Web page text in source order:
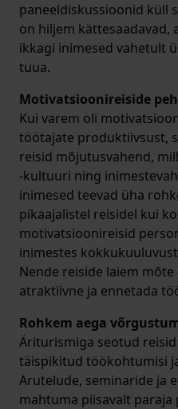
paneeldiskussioonid küll
on hiljem kättesaadavad,
ikkagi inimesed vahetult
tuua.
Motivatsioonireiside
Kui varem oli
töötajate produktiivsust,
reisid mõjutusvahend,
-kultuuri ning
inimesed teevad üha
pikaajalistel reisidel kui
motivatsioonireisid
inimestes
Nende reiside laiem
atraktiivne ja ennetada
Rohkem aega
Äriturismiga seotud
täispikitud töökohtumisi
Arutelude, seminaride ja
mahtuma piisavalt paraja